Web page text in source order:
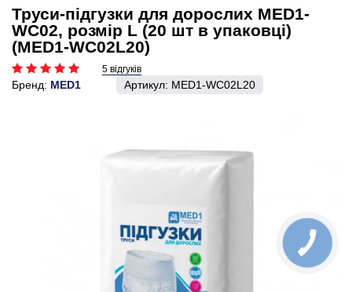
Труси-підгузки для дорослих MED1-
WC02, розмір L (20 шт в упаковці)
(MED1-WC02L20)
5 відгуків
Бренд: MED1 Артикул: MED1-WC02L20